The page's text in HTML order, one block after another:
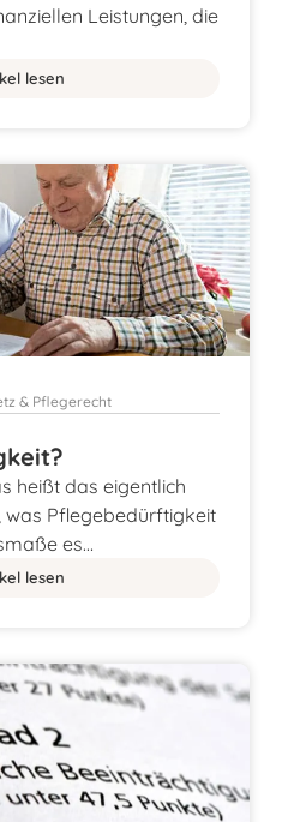
Leistungen, die
lesen
& Pflegerecht
heißt das eigentlich
was Pflegebedürftigkeit
es…
lesen